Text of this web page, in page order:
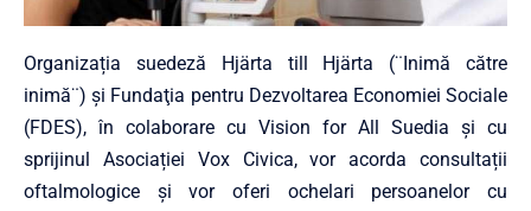
Organizația suedeză Hjärta till Hjärta (¨Inimă către
inimă¨) și Fundaţia pentru Dezvoltarea Economiei Sociale
(FDES), în colaborare cu Vision for All Suedia și cu
sprijinul Asociației Vox Civica, vor acorda consultații
oftalmologice și vor oferi ochelari persoanelor cu